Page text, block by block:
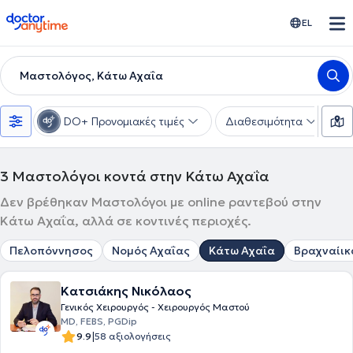
doctoranytime EL
Μαστολόγος, Κάτω Αχαΐα
DO+ Προνομιακές τιμές Διαθεσιμότητα
3 Μαστολόγοι κοντά στην Κάτω Αχαΐα
Δεν βρέθηκαν Μαστολόγοι με online ραντεβού στην
Κάτω Αχαΐα, αλλά σε κοντινές περιοχές.
Πελοπόννησος Νομός Αχαΐας Κάτω Αχαΐα
Κατσιάκης Νικόλαος
Γενικός Χειρουργός - Χειρουργός Μαστού
MD, FEBS, PGDip
9.9|58 αξιολογήσεις